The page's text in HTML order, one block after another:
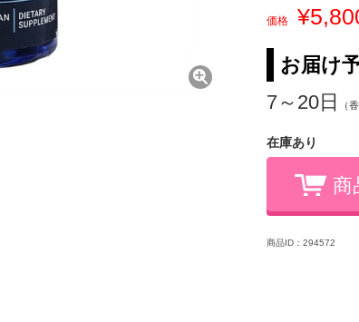
価格
お届け
7～20日
（
在庫あり
商
商品ID：294572